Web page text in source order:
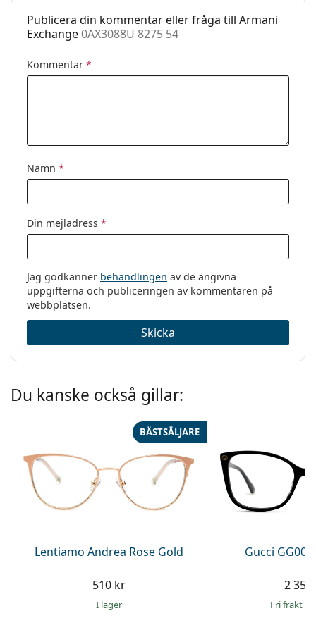
Fodral:
Nej
Putsduk:
Ja
Övrigt
Publicera din kommentar eller fråga till Armani
Exchange0AX3088U 8275 54
Kommentar *
Namn *
Din mejladress *
Jag godkänner behandlingen av de angivna
uppgifterna och publiceringen av kommentaren på
webbplatsen.
Skicka
Du kanske också gillar:
Lentiamo Andrea Rose Gold
BÄSTSÄLJARE
510 kr
I lager
Gucci
2
Fri frakt&